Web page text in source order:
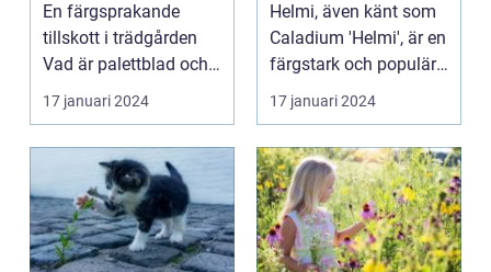
En färgsprakande
tillskott i trädgården
Vad är palettblad och
vilka typer fin...
17 januari 2024
Helmi, även känt som
Caladium 'Helmi', är en
färgstark och populär
växt som ha...
17 januari 2024